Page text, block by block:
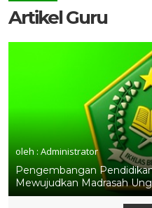
Artikel Guru
oleh : Administrator
Pengembangan
Mewujudkan Madrasah